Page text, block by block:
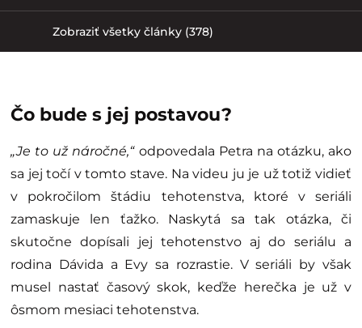
Zobraziť všetky články (378)
Čo bude s jej postavou?
„Je to už náročné,“odpovedala Petra na otázku, ako
sa jej točí v tomto stave. Na videu ju je už totiž vidieť
v pokročilom štádiu tehotenstva, ktoré v seriáli
zamaskuje len ťažko. Naskytá sa tak otázka, či
skutočne dopísali jej tehotenstvo aj do seriálu a
rodina Dávida a Evy sa rozrastie. V seriáli by však
musel nastať časový skok, keďže herečka je už v
ôsmom mesiaci tehotenstva.